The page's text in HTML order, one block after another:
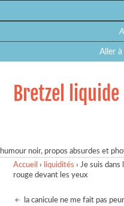
Aller
Bretzel liquide
humour noir, propos absurdes et
Accueil › liquidités ›Je suis dans
rouge devant les yeux
la canicule ne me fait pas peur